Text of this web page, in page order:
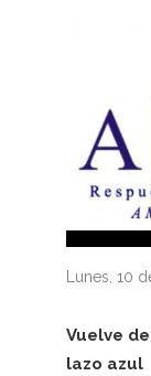
Lunes, 10
Vuelve
lazo azul